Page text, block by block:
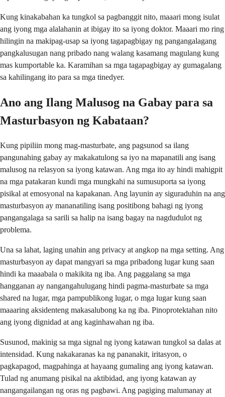
Kung kinakabahan ka tungkol sa pagbanggit nito, maaari mong isulat
ang iyong mga alalahanin at ibigay ito sa iyong doktor. Maaari mo ring
hilingin na makipag-usap sa iyong tagapagbigay ng pangangalagang
pangkalusugan nang pribado nang walang kasamang magulang kung
mas kumportable ka. Karamihan sa mga tagapagbigay ay gumagalang
sa kahilingang ito para sa mga tinedyer.
Ano ang Ilang Malusog na Gabay para sa
Masturbasyon ng Kabataan?
Kung pipiliin mong mag-masturbate, ang pagsunod sa ilang
pangunahing gabay ay makakatulong sa iyo na mapanatili ang isang
malusog na relasyon sa iyong katawan. Ang mga ito ay hindi mahigpit
na mga patakaran kundi mga mungkahi na sumusuporta sa iyong
pisikal at emosyonal na kapakanan. Ang layunin ay siguraduhin na ang
masturbasyon ay mananatiling isang positibong bahagi ng iyong
pangangalaga sa sarili sa halip na isang bagay na nagdudulot ng
problema.
Una sa lahat, laging unahin ang privacy at angkop na mga setting. Ang
masturbasyon ay dapat mangyari sa mga pribadong lugar kung saan
hindi ka maaabala o makikita ng iba. Ang paggalang sa mga
hangganan ay nangangahulugang hindi pagma-masturbate sa mga
shared na lugar, mga pampublikong lugar, o mga lugar kung saan
maaaring aksidenteng makasalubong ka ng iba. Pinoprotektahan nito
ang iyong dignidad at ang kaginhawahan ng iba.
Susunod, makinig sa mga signal ng iyong katawan tungkol sa dalas at
intensidad. Kung nakakaranas ka ng pananakit, iritasyon, o
pagkapagod, magpahinga at hayaang gumaling ang iyong katawan.
Tulad ng anumang pisikal na aktibidad, ang iyong katawan ay
nangangailangan ng oras ng pagbawi. Ang pagiging malumanay at